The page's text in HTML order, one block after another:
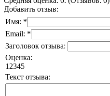
Добавить отзыв:
Имя: *
Email: *
Заголовок отзыва:
Оценка:
1 2345
Текст отзыва: